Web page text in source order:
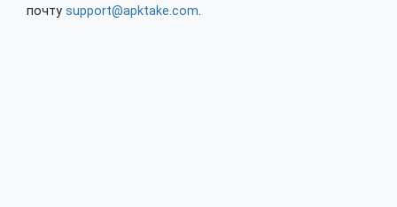
почту support@apktake.com.